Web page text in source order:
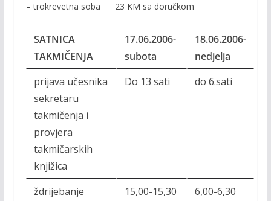
– trokrevetna soba 23 KM sa doručkom
SATNICA
TAKMIČENJA
17.06.2006-
subota
18.06.2006-
nedjelja
prijava učesnika
sekretaru
takmičenja i
provjera
takmičarskih
knjižica
Do 13 sati do 6.sati
ždrijebanje
15,00-15,30
6,00-6,30